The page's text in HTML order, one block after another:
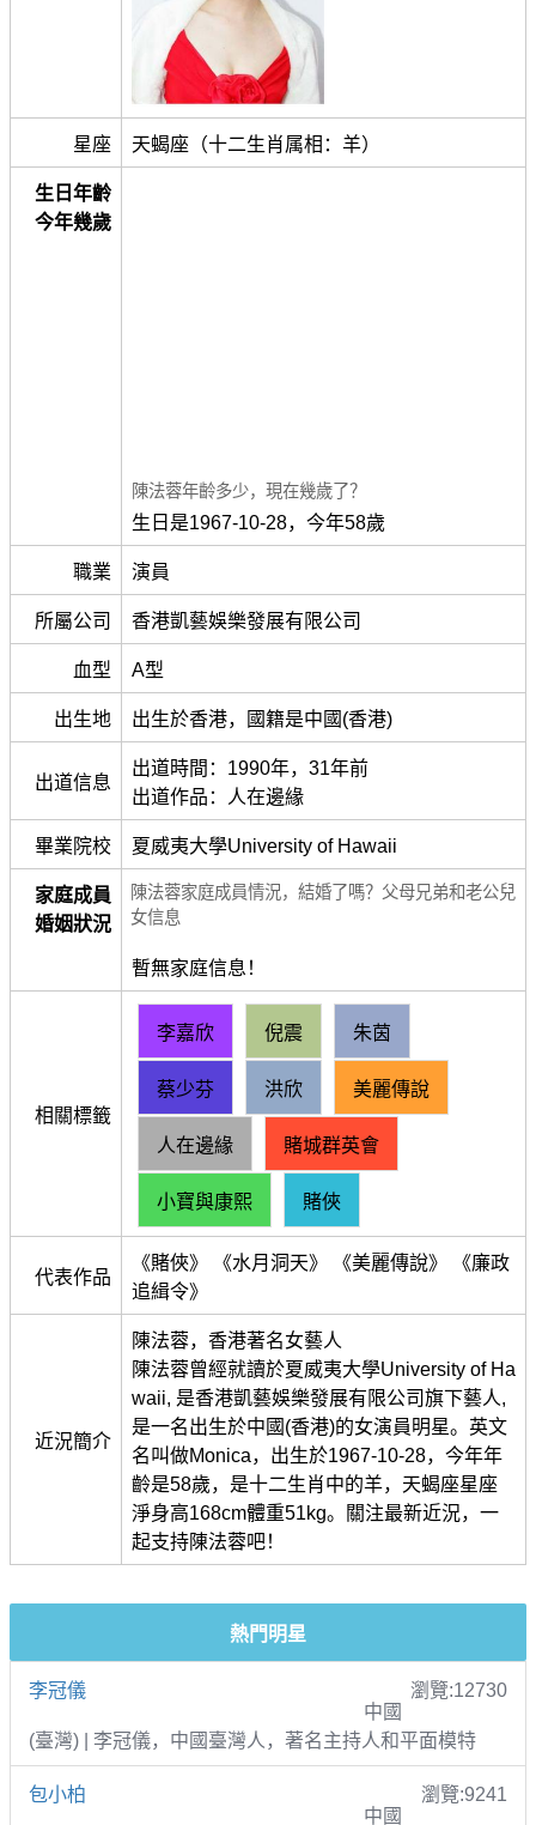
星座 天蝎座（十二生肖属相：羊）
生日年齡
今年幾歲
陳法蓉年齡多少，現在幾歲了？
生日是1967-10-28，今年58歲
職業 演員
所屬公司 香港凱藝娛樂發展有限公司
血型 A型
出生地 出生於香港，國籍是中國(香港)
出道信息
出道時間：1990年，​31年前
出道作品：人在邊緣
畢業院校 夏威夷大學University of Hawaii
家庭成員
婚姻狀況
陳法蓉家庭成員情況，結婚了嗎？父母兄弟和老公兒
女信息
暫無家庭信息！
相關標籤
李嘉欣 倪震 朱茵
蔡少芬 洪欣 美麗傳說
人在邊緣 賭城群英會
小寶與康熙 賭俠
代表作品
《賭俠》 《水月洞天》 《美麗傳說》 《廉政
追緝令》
近況簡介
陳法蓉，香港著名女藝人
陳法蓉曾經就讀於夏威夷大學University of Ha
waii, 是香港凱藝娛樂發展有限公司旗下藝人,
是一名出生於中國(香港)的女演員明星。英文
名叫做Monica，出生於1967-10-28，今年年
齡是58歲，是十二生肖中的羊，天蝎座星座
淨身高168cm體重51kg。關注最新近況，一
起支持陳法蓉吧！
熱門明星
李冠儀
瀏覽:12730
中國
(臺灣) | 李冠儀，中國臺灣人，著名主持人和平面模特
包小柏
瀏覽:9241
中國